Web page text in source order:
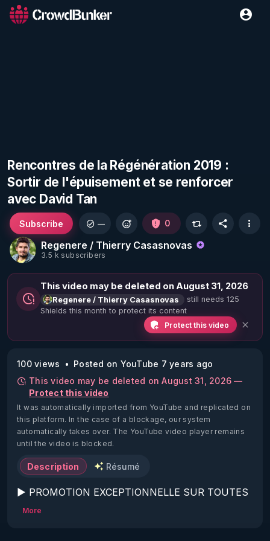
Rencontres de la Régénération 2019 :
Sortir de l'épuisement et se renforcer
avec David Tan
Regenere / Thierry Casasnovas
3.5 k subscribers
Subscribe — 0
This video may be deleted on August 31, 2026
Regenere / Thierry Casasnovas
still needs 125
Shields this month to protect its content
Protect this video
100 views
Posted on YouTube 7 years ago
This video may be deleted on August 31, 2026 —
Protect this video
It was automatically imported from YouTube and replicated on
this platform. In the case of a blockage, our system
automatically takes over. The YouTube video player remains
until the video is blocked.
Description Résumé
▶ PROMOTION EXCEPTIONNELLE SUR TOUTES
LES FORMATIONS RGNR JUSQU'AU 7
More